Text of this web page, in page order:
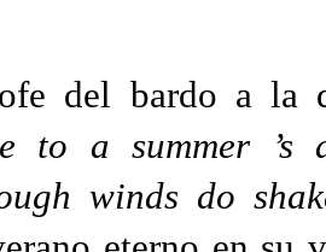
del bardo a la
to a summer
winds do